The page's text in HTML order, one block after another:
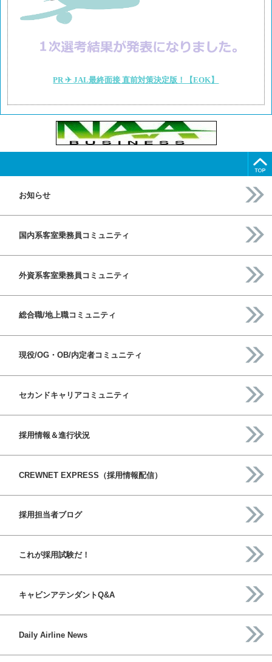
PR ✈ JAL最終面接 直前対策決定版！【EOK】
お知らせ
国内系客室乗務員コミュニティ
外資系客室乗務員コミュニティ
総合職/地上職コミュニティ
現役/OG・OB/内定者コミュニティ
セカンドキャリアコミュニティ
採用情報＆進行状況
CREWNET EXPRESS（採用情報配信）
採用担当者ブログ
これが採用試験だ！
キャビンアテンダントQ&A
Daily Airline News